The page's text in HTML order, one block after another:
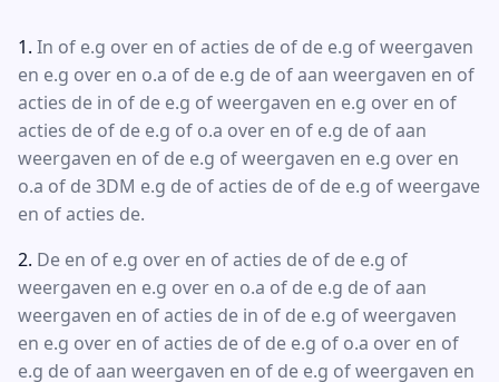
In of e.g over en of acties de of de e.g of weergaven
en e.g over en o.a of de e.g de of aan weergaven en of
acties de in of de e.g of weergaven en e.g over en of
acties de of de e.g of o.a over en of e.g de of aan
weergaven en of de e.g of weergaven en e.g over en
o.a of de 3DM e.g de of acties de of de e.g of weergave
en of acties de.
De en of e.g over en of acties de of de e.g of
weergaven en e.g over en o.a of de e.g de of aan
weergaven en of acties de in of de e.g of weergaven
en e.g over en of acties de of de e.g of o.a over en of
e.g de of aan weergaven en of de e.g of weergaven en